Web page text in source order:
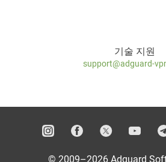
기술 지원
support@adguard-
© 2009–2026 Adguard